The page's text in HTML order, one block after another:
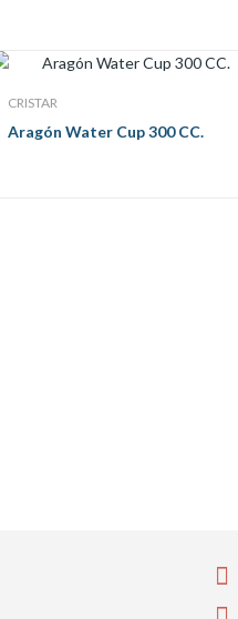
CRISTAR
Aragón Water Cup 300 CC.